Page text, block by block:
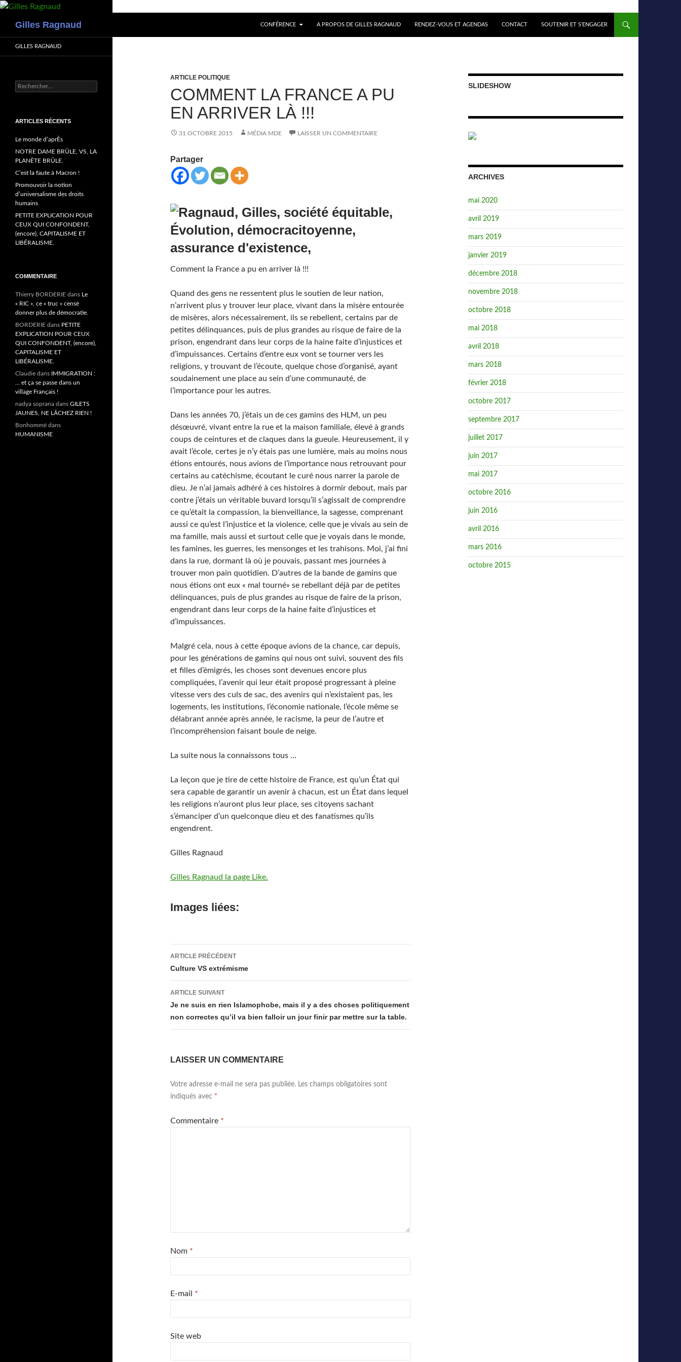
Gilles Ragnaud
CONFÉRENCE
A PROPOS DE GILLES RAGNAUD RENDEZ-VOUS ET AGENDAS CONTACT SOUTENIR ET S’ENGAGER
ARTICLE POLITIQUE
COMMENT LA FRANCE A PU
EN ARRIVER LÀ !!!
31 OCTOBRE 2015 MÉDIA MDE LAISSER UN COMMENTAIRE
Partager
Comment la France a pu en arriver là !!!
Quand des gens ne ressentent plus le soutien de leur nation,
n’arrivent plus y trouver leur place, vivant dans la misère entourée
de misères, alors nécessairement, ils se rebellent, certains par de
petites délinquances, puis de plus grandes au risque de faire de la
prison, engendrant dans leur corps de la haine faite d’injustices et
d’impuissances. Certains d’entre eux vont se tourner vers les
religions, y trouvant de l’écoute, quelque chose d’organisé, ayant
soudainement une place au sein d’une communauté, de
l’importance pour les autres.
Dans les années 70, j’étais un de ces gamins des HLM, un peu
désœuvré, vivant entre la rue et la maison familiale, élevé à grands
coups de ceintures et de claques dans la gueule. Heureusement, il y
avait l’école, certes je n’y étais pas une lumière, mais au moins nous
étions entourés, nous avions de l’importance nous retrouvant pour
certains au catéchisme, écoutant le curé nous narrer la parole de
dieu. Je n’ai jamais adhéré à ces histoires à dormir debout, mais par
contre j’étais un véritable buvard lorsqu’il s’agissait de comprendre
ce qu’était la compassion, la bienveillance, la sagesse, comprenant
aussi ce qu’est l’injustice et la violence, celle que je vivais au sein de
ma famille, mais aussi et surtout celle que je voyais dans le monde,
les famines, les guerres, les mensonges et les trahisons. Moi, j’ai fini
dans la rue, dormant là où je pouvais, passant mes journées à
trouver mon pain quotidien. D’autres de la bande de gamins que
nous étions ont eux « mal tourné» se rebellant déjà par de petites
délinquances, puis de plus grandes au risque de faire de la prison,
engendrant dans leur corps de la haine faite d’injustices et
d’impuissances.
Malgré cela, nous à cette époque avions de la chance, car depuis,
pour les générations de gamins qui nous ont suivi, souvent des fils
et filles d’émigrés, les choses sont devenues encore plus
compliquées, l’avenir qui leur était proposé progressant à pleine
vitesse vers des culs de sac, des avenirs qui n’existaient pas, les
logements, les institutions, l’économie nationale, l’école même se
délabrant année après année, le racisme, la peur de l’autre et
l’incompréhension faisant boule de neige.
La suite nous la connaissons tous …
La leçon que je tire de cette histoire de France, est qu’un État qui
sera capable de garantir un avenir à chacun, est un État dans lequel
les religions n’auront plus leur place, ses citoyens sachant
s’émanciper d’un quelconque dieu et des fanatismes qu’ils
engendrent.
Gilles Ragnaud
Gilles Ragnaud la page Like.
Images liées:
Navigation
des
articles
ARTICLE PRÉCÉDENT
Culture VS extrémisme
ARTICLE SUIVANT
Je ne suis en rien Islamophobe, mais il y a des choses politiquement
non correctes qu’il va bien falloir un jour finir par mettre sur la table.
LAISSER UN COMMENTAIRE
Votre adresse e-mail ne sera pas publiée. Les champs obligatoires sont
indiqués avec *
Commentaire *
Nom *
E-mail *
Site web
SLIDESHOW
ARCHIVES
mai 2020
avril 2019
mars 2019
janvier 2019
décembre 2018
novembre 2018
octobre 2018
mai 2018
avril 2018
mars 2018
février 2018
octobre 2017
septembre 2017
juillet 2017
juin 2017
mai 2017
octobre 2016
juin 2016
avril 2016
mars 2016
octobre 2015
GILLES RAGNAUD
Rechercher :
ARTICLES RÉCENTS
Le monde d’aprÈs
NOTRE DAME BRÛLE, VS, LA
PLANÈTE BRÛLE.
C’est la faute à Macron !
Promouvoir la notion
d’universalisme des droits
humains
PETITE EXPLICATION POUR
CEUX QUI CONFONDENT,
(encore), CAPITALISME ET
LIBÉRALISME.
COMMENTAIRE
Thierry BORDERIE dans Le
« RIC », ce « truc » censé
donner plus de démocratie.
BORDERIE dans PETITE
EXPLICATION POUR CEUX
QUI CONFONDENT, (encore),
CAPITALISME ET
LIBÉRALISME.
Claudie dans IMMIGRATION :
… et ça se passe dans un
village Français !
nadya soprana dans GILETS
JAUNES, NE LÂCHEZ RIEN !
Bonhommé dans
HUMANISME